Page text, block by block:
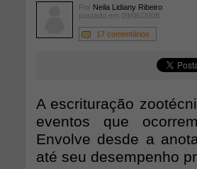
Por Neila Lidiany Ribeiro
postado em 09/06/2008
17 comentários
A escrituração
eventos que
Envolve desde a
até seu desempenho